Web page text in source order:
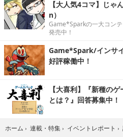
【大人気4コマ】じ
n）
Game*Sparkの一大コン
発売中！
Game*Spark/インサ
好評稼働中！
【大喜利】『新種の
とは？』回答募集中！
ホーム › 連載・特集 › イベントレポート ›